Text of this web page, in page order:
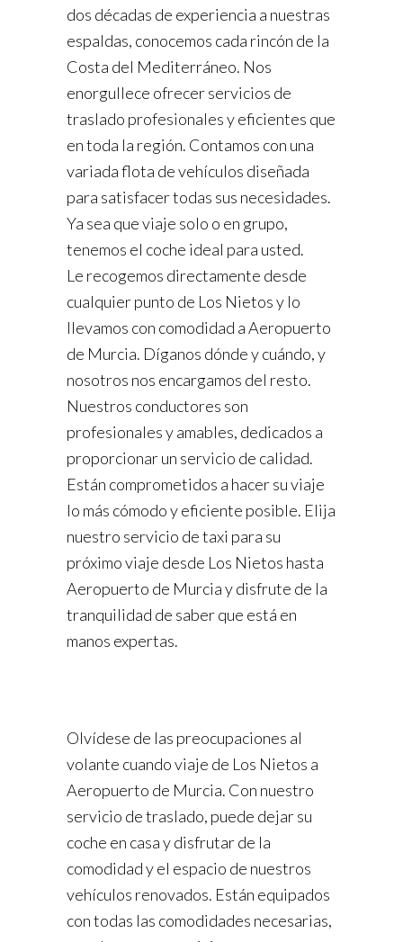
dos décadas de experiencia a nuestras
espaldas, conocemos cada rincón de la
Costa del Mediterráneo. Nos
enorgullece ofrecer servicios de
traslado profesionales y eficientes que
en toda la región. Contamos con una
variada flota de vehículos diseñada
para satisfacer todas sus necesidades.
Ya sea que viaje solo o en grupo,
tenemos el coche ideal para usted.
Le recogemos directamente desde
cualquier punto de Los Nietos y lo
llevamos con comodidad a Aeropuerto
de Murcia. Díganos dónde y cuándo, y
nosotros nos encargamos del resto.
Nuestros conductores son
profesionales y amables, dedicados a
proporcionar un servicio de calidad.
Están comprometidos a hacer su viaje
lo más cómodo y eficiente posible. Elija
nuestro servicio de taxi para su
próximo viaje desde Los Nietos hasta
Aeropuerto de Murcia y disfrute de la
tranquilidad de saber que está en
manos expertas.
Olvídese de las preocupaciones al
volante cuando viaje de Los Nietos a
Aeropuerto de Murcia. Con nuestro
servicio de traslado, puede dejar su
coche en casa y disfrutar de la
comodidad y el espacio de nuestros
vehículos renovados. Están equipados
con todas las comodidades necesarias,